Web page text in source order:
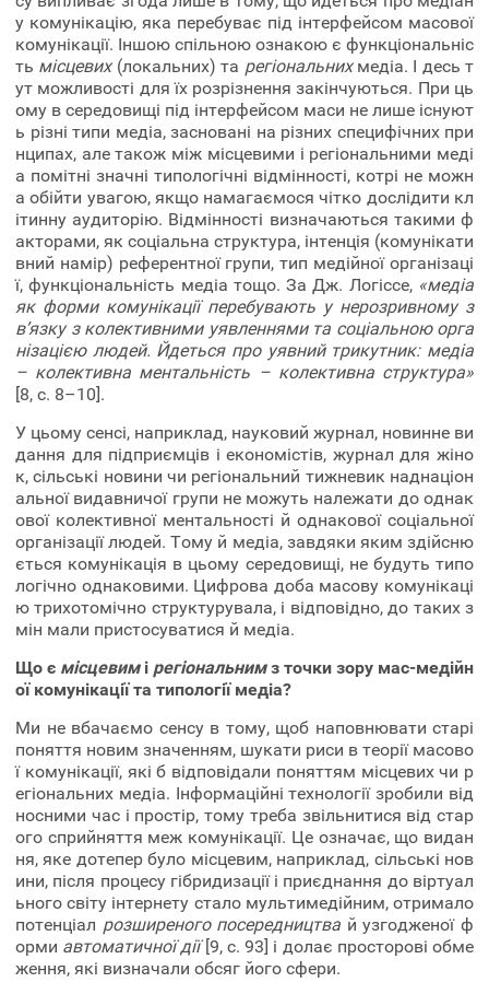
у комунікацію, яка перебуває під інтерфейсом масової
комунікації. Іншою спільною ознакою є функціональніс
ть місцевих (локальних) та регіональних медіа. І десь т
ут можливості для їх розрізнення закінчуються. При ць
ому в середовищі під інтерфейсом маси не лише існуют
ь різні типи медіа, засновані на різних специфічних при
нципах, але також між місцевими і регіональними меді
а помітні значні типологічні відмінності, котрі не можн
а обійти увагою, якщо намагаємося чітко дослідити кл
ітинну аудиторію. Відмінності визначаються такими ф
акторами, як соціальна структура, інтенція (комунікати
вний намір) референтної групи, тип медійної організаці
ї, функціональність медіа тощо. За Дж. Логіссе, «медіа
як форми комунікації перебувають у нерозривному з
в’язку з колективними уявленнями та соціальною орга
нізацією людей. Йдеться про уявний трикутник: медіа
– колективна ментальність – колективна структура»
[8, с. 8–10].
У цьому сенсі, наприклад, науковий журнал, новинне ви
дання для підприємців і економістів, журнал для жіно
к, сільські новини чи регіональний тижневик наднаціон
альної видавничої групи не можуть належати до однак
ової колективної ментальності й однакової соціальної
організації людей. Тому й медіа, завдяки яким здійсню
ється комунікація в цьому середовищі, не будуть типо
логічно однаковими. Цифрова доба масову комунікаці
ю трихотомічно структурувала, і відповідно, до таких з
мін мали пристосуватися й медіа.
Що є місцевим і регіональнимз точки зору мас-медійн
ої комунікації та типології медіа?
Ми не вбачаємо сенсу в тому, щоб наповнювати старі
поняття новим значенням, шукати риси в теорії масово
ї комунікації, які б відповідали поняттям місцевих чи р
егіональних медіа. Інформаційні технології зробили від
носними час і простір, тому треба звільнитися від стар
ого сприйняття меж комунікації. Це означає, що видан
ня, яке дотепер було місцевим, наприклад, сільські нов
ини, після процесу гібридизації і приєднання до віртуал
ьного світу інтернету стало мультимедійним, отримало
потенціал розширеного посередництва й узгодженої ф
орми автоматичної дії [9, с. 93] і долає просторові обме
ження, які визначали обсяг його сфери.